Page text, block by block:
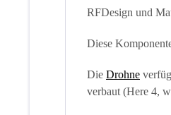
RFDesign und
Diese
Die Drohne
verbaut (Here 4,